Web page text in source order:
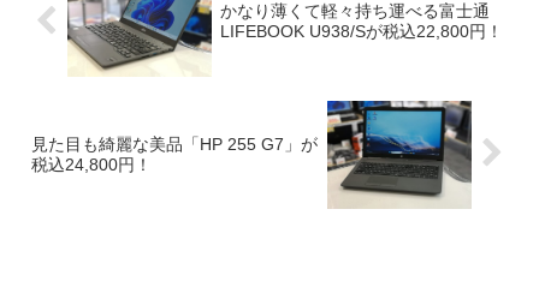
かなり薄くて軽々持ち運べる富士通
LIFEBOOK U938/Sが税込22,800円！
見た目も綺麗な美品「HP 255 G7」が
税込24,800円！